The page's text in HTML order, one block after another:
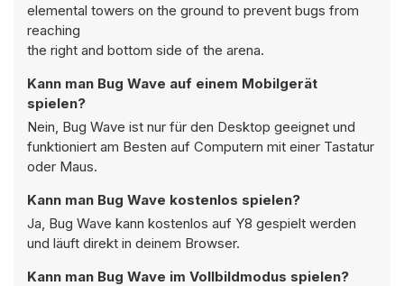
elemental towers on the ground to prevent bugs from
reaching
the right and bottom side of the arena.
Kann man Bug Wave auf einem Mobilgerät
spielen?
Nein, Bug Wave ist nur für den Desktop geeignet und
funktioniert am Besten auf Computern mit einer Tastatur
oder Maus.
Kann man Bug Wave kostenlos spielen?
Ja, Bug Wave kann kostenlos auf Y8 gespielt werden
und läuft direkt in deinem Browser.
Kann man Bug Wave im Vollbildmodus spielen?